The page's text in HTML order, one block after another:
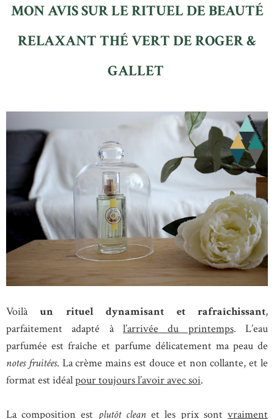
MON AVIS SUR LE RITUEL DE BEAUTÉ
RELAXANT THÉ VERT DE ROGER &
GALLET
Voilàun rituel dynamisant et rafraîchissant,
parfaitement adapté à l’arrivée du printemps. L’eau
parfumée est fraîche et parfume délicatement ma peau de
notes fruitées. La crème mains est douce et non collante, et le
format est idéalpour toujours l’avoir avec soi.
La composition est plutôt cleanet les prix sontvraiment